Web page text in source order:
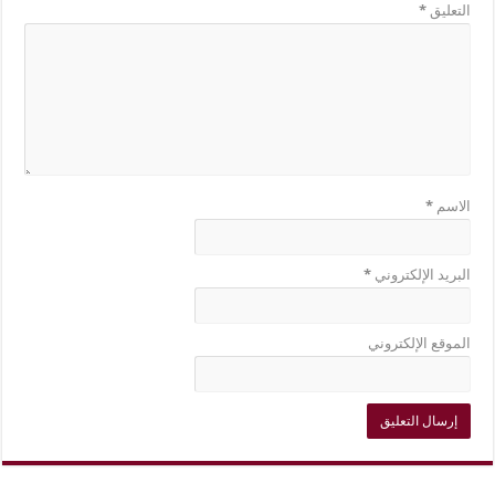
التعليق*
الاسم*
البريد الإلكتروني*
الموقع الإلكتروني